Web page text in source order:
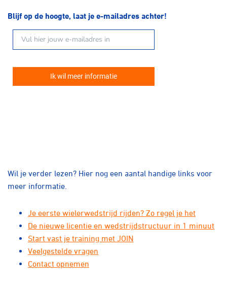
Blijf op de hoogte, laat je e-mailadres achter!
Wil je verder lezen? Hier nog een aantal handige links voor
meer informatie.
Je eerste wielerwedstrijd rijden? Zo regel je het
De nieuwe licentie en wedstrijdstructuur in 1 minuut
Start vast je training met JOIN
Veelgestelde vragen
Contact opnemen